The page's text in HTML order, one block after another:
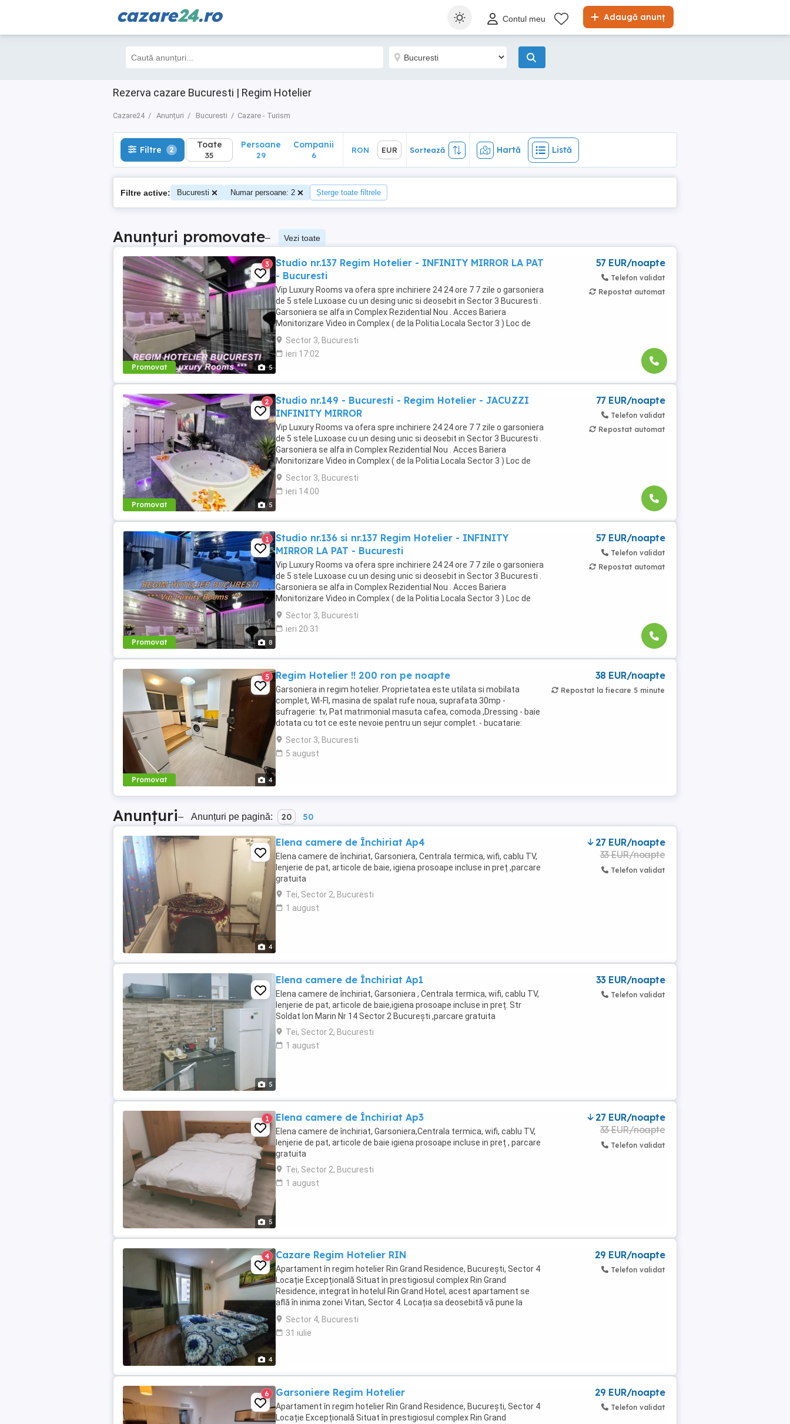
cazare24.ro Adaugă anunț
Contul meu
Rezerva cazare Bucuresti | Regim Hotelier
Cazare24 Anunțuri Bucuresti Cazare - Turism
Filtre 2 Toate
35
Hartă Listă
Filtre 2 Toate
35
Persoane
29
Companii
6
RON EUR Sortează Hartă Listă
Filtre active: Bucuresti Numar persoane: 2 Șterge toate filtrele
Anunțuri promovate– Vezi toate
Promovat 5
3
Studio nr.137 Regim Hotelier - INFINITY MIRROR LA PAT
- Bucuresti
Vip Luxury Rooms va ofera spre inchiriere 24 24 ore 7 7 zile o garsoniera
de 5 stele Luxoase cu un desing unic si deosebit in Sector 3 Bucuresti .
Garsoniera se alfa in Complex Rezidential Nou . Acces Bariera
Monitorizare Video in Complex ( de la Politia Locala Sector 3 ) Loc de
parcare PRIVAT in complex ...
Sector 3, Bucuresti
ieri 17:02
57 EUR/noapte
Telefon validat
Repostat automat
Promovat 5
2
Studio nr.149 - Bucuresti - Regim Hotelier - JACUZZI
INFINITY MIRROR
Vip Luxury Rooms va ofera spre inchiriere 24 24 ore 7 7 zile o garsoniera
de 5 stele Luxoase cu un desing unic si deosebit in Sector 3 Bucuresti .
Garsoniera se alfa in Complex Rezidential Nou . Acces Bariera
Monitorizare Video in Complex ( de la Politia Locala Sector 3 ) Loc de
parcare PRIVAT in complex ...
Sector 3, Bucuresti
ieri 14:00
77 EUR/noapte
Telefon validat
Repostat automat
Promovat 8
1
Studio nr.136 si nr.137 Regim Hotelier - INFINITY
MIRROR LA PAT - Bucuresti
Vip Luxury Rooms va ofera spre inchiriere 24 24 ore 7 7 zile o garsoniera
de 5 stele Luxoase cu un desing unic si deosebit in Sector 3 Bucuresti .
Garsoniera se alfa in Complex Rezidential Nou . Acces Bariera
Monitorizare Video in Complex ( de la Politia Locala Sector 3 ) Loc de
parcare PRIVAT in complex ...
Sector 3, Bucuresti
ieri 20:31
57 EUR/noapte
Telefon validat
Repostat automat
Promovat 4
5 Regim Hotelier !! 200 ron pe noapte
Garsoniera in regim hotelier. Proprietatea este utilata si mobilata
complet, WI-FI, masina de spalat rufe noua, suprafata 30mp -
sufragerie: tv, Pat matrimonial masuta cafea, comoda ,Dressing - baie
dotata cu tot ce este nevoie pentru un sejur complet. - bucatarie:
cuptor, plita,masina de spalat rufe, ...
Sector 3, Bucuresti
5 august
38 EUR/noapte
Repostat la fiecare 5 minute
Anunțuri– Anunțuri pe pagină: 20 50
4
Elena camere de Închiriat Ap4
Elena camere de închiriat, Garsoniera, Centrala termica, wifi, cablu TV,
lenjerie de pat, articole de baie, igiena prosoape incluse in preț ,parcare
gratuita
Tei, Sector 2, Bucuresti
1 august
27 EUR/noapte
33 EUR/noapte
Telefon validat
5
Elena camere de Închiriat Ap1
Elena camere de închiriat, Garsoniera , Centrala termica, wifi, cablu TV,
lenjerie de pat, articole de baie,igiena prosoape incluse in preț. Str
Soldat Ion Marin Nr 14 Sector 2 București ,parcare gratuita
Tei, Sector 2, Bucuresti
1 august
33 EUR/noapte
Telefon validat
5
1 Elena camere de Închiriat Ap3
Elena camere de închiriat, Garsoniera,Centrala termica, wifi, cablu TV,
lenjerie de pat, articole de baie igiena prosoape incluse in preț , parcare
gratuita
Tei, Sector 2, Bucuresti
1 august
27 EUR/noapte
33 EUR/noapte
Telefon validat
4
4 Cazare Regim Hotelier RIN
Apartament în regim hotelier Rin Grand Residence, București, Sector 4
Locație Excepțională Situat în prestigiosul complex Rin Grand
Residence, integrat în hotelul Rin Grand Hotel, acest apartament se
află în inima zonei Vitan, Sector 4. Locația sa deosebită vă pune la
dispoziție acces rapid către ...
Sector 4, Bucuresti
31 iulie
29 EUR/noapte
Telefon validat
6 Garsoniere Regim Hotelier
Apartament în regim hotelier Rin Grand Residence, București, Sector 4
Locație Excepțională Situat în prestigiosul complex Rin Grand
29 EUR/noapte
Telefon validat